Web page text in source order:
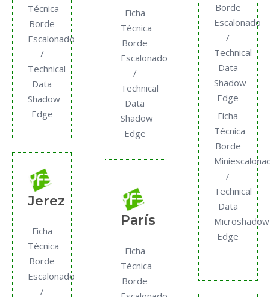
Técnica
Borde
Escalonado
/
Technical
Data
Shadow
Edge
Jerez
Ficha
Técnica
Borde
Escalonado
/
Ficha
Técnica
Borde
Escalonado
/
Technical
Data
Shadow
Edge
París
Ficha
Técnica
Borde
Borde
Escalonado
/
Technical
Data
Shadow
Edge
Ficha
Técnica
Borde
/
Technical
Data
Microshadow
Edge